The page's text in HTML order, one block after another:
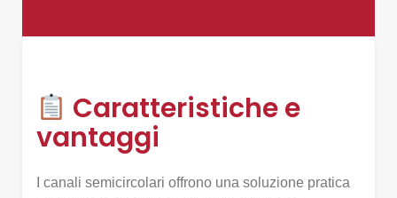
Caratteristiche e
vantaggi
I canali semicircolari offrono una soluzione pratica